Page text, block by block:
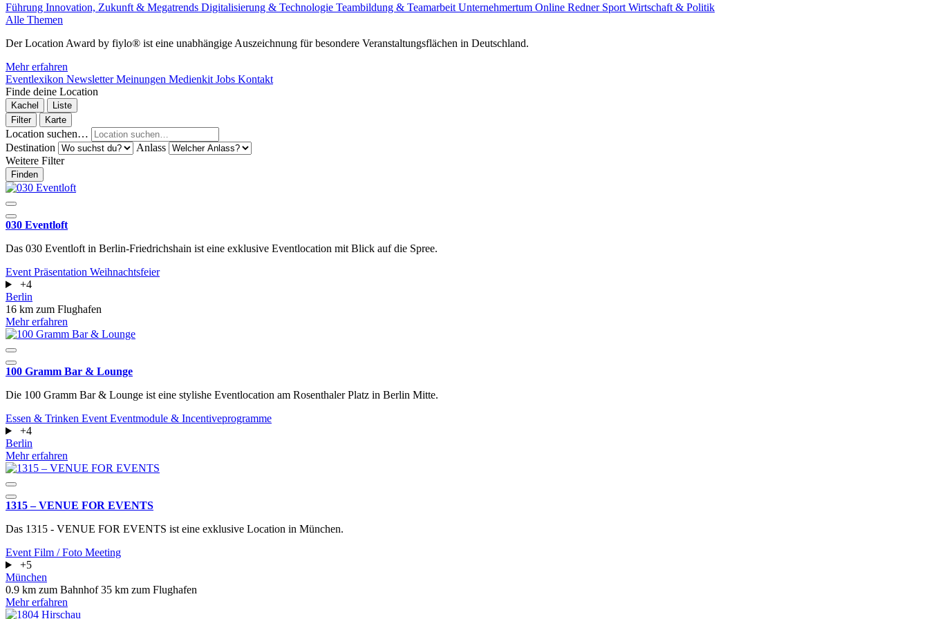
Führung Innovation, Zukunft & Megatrends Digitalisierung & Technologie Teambildung & Teamarbeit Unternehmertum Online Redner Sport Wirtschaft & Politik
Alle Themen
Der Location Award by fiylo® ist eine unabhängige Auszeichnung für besondere Veranstaltungsflächen in Deutschland.
Mehr erfahren
Eventlexikon NewsletterMeinungen Medienkit Jobs Kontakt
Finde deine Location
Kachel
Liste
Filter
Karte
Location suchen…
Destination
Anlass
Weitere Filter
Finden
030 Eventloft
Das 030 Eventloft in Berlin-Friedrichshain ist eine exklusive Eventlocation mit Blick auf die Spree.
Event Präsentation Weihnachtsfeier
+4
Berlin
16 km zum Flughafen
Mehr erfahren
100 Gramm Bar & Lounge
Die 100 Gramm Bar & Lounge ist eine stylishe Eventlocation am Rosenthaler Platz in Berlin Mitte.
Essen & Trinken Event Eventmodule & Incentiveprogramme
+4
Berlin
Mehr erfahren
1315 – VENUE FOR EVENTS
Das 1315 - VENUE FOR EVENTS ist eine exklusive Location in München.
Event Film / Foto Meeting
+5
München
0.9 km zum Bahnhof35 km zum Flughafen
Mehr erfahren